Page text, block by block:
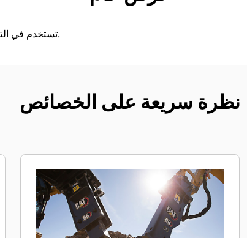
تستخدم في التطبيقات الخاصة بالهدم والتشييد.
نظرة سريعة على الخصائص